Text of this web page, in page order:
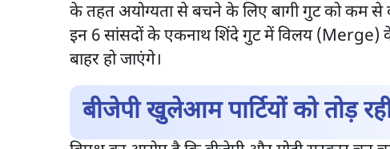
के तहत अयोग्यता से बचने के लिए बागी गुट को कम से
इन 6 सांसदों के एकनाथ शिंदे गुट में विलय (Merge)
बाहर हो जाएंगे।
बीजेपी खुलेआम पार्टियों को तोड़